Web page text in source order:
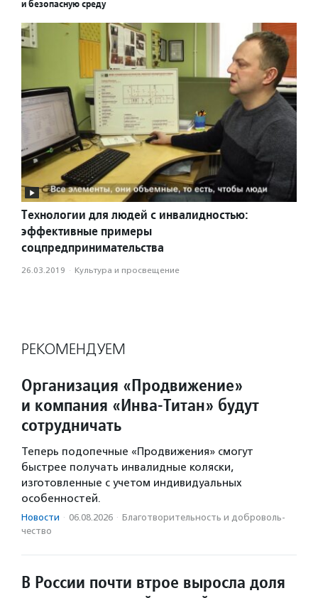
и безопасную среду
Технологии для людей с инвалидностью:
эффективные примеры
соцпредпринимательства
26.03.2019 · Культура и просвещение
РЕКОМЕНДУЕМ
Организация «Продвижение»
и компания «Инва-Титан» будут
сотрудничать
Теперь подопечные «Продвижения» смогут
быстрее получать инвалидные коляски,
изготовленные с учетом индивидуальных
особенностей.
Новости · 06.08.2026 · Благотвори­тель­ность и доброволь­
чест­во
В России почти втрое выросла доля